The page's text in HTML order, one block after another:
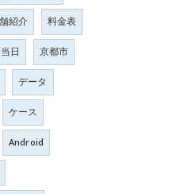
紹介
料金表
当日
京都市
データ
ケース
Android